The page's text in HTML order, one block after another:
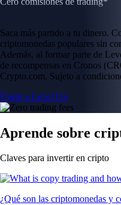
Saca más partido a tu dinero.
criptomonedas populares sin
Además, al formar parte de
de recompensas en Cronos
Crypto.com. Sujeto a
Únete a Level Up
Aprende sobre
Claves para invertir en cripto
¿Qué son las criptomonedas y